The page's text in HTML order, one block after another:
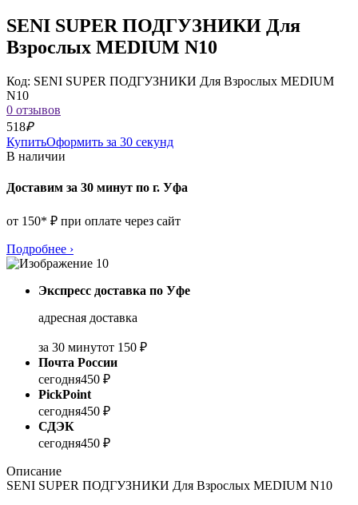
SENI SUPER ПОДГУЗНИКИ Для
Взрослых MEDIUM N10
Код: SENI SUPER ПОДГУЗНИКИ Для Взрослых MEDIUM
N10
0 отзывов
518₽
КупитьОформить за 30 секунд
В наличии
Доставим за 30 минут по г. Уфа
от 150* ₽ при оплате через сайт
Подробнее ›
Экспресс доставка по Уфе
адресная доставка
за 30 минутот 150 ₽
Почта России
сегодня450 ₽
PickPoint
сегодня450 ₽
СДЭК
сегодня450 ₽
Описание
SENI SUPER ПОДГУЗНИКИ Для Взрослых MEDIUM N10